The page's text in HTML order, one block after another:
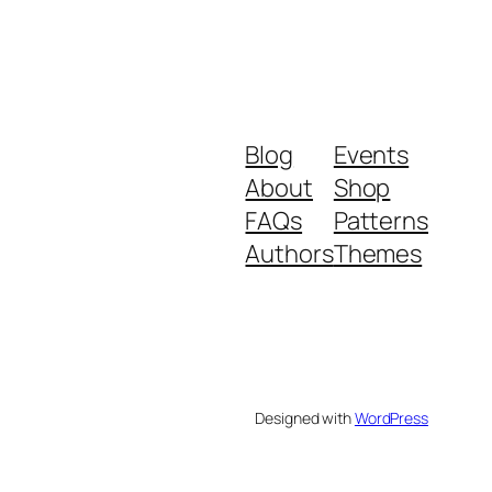
Blog
About
FAQs
Authors
Events
Shop
Patterns
Themes
Designed withWordPress